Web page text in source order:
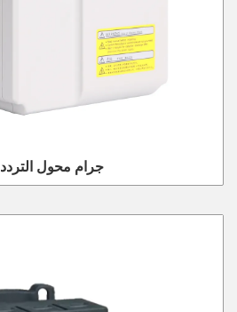
200 جرام محول التردد